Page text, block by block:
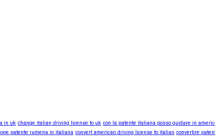
in uk change italian driving license to uk con la patente italiana posso guidare in
patente rumena in italiana convert american driving license to italian convertire